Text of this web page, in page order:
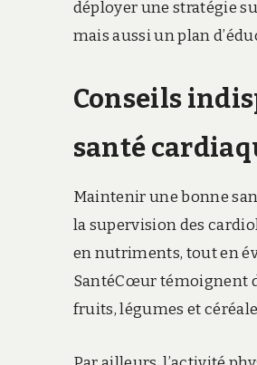
déployer une stratégie
mais aussi un plan
Conseils
santé
Maintenir une bonne
la supervision des
en nutriments, tout en
SantéCœur témoignent
fruits, légumes et